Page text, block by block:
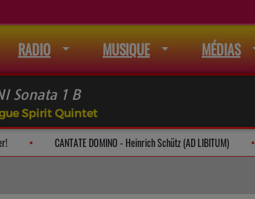
RADIO MUSIQUE MÉDIAS
Sonata 1 B
Spirit Quintet
CANTATE DOMINO - Heinrich Schütz (AD LIBITUM)